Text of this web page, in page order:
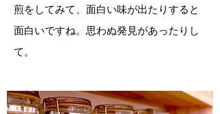
煎をしてみて、面白い味が出たりすると
面白いですね。思わぬ発見があったりし
て。